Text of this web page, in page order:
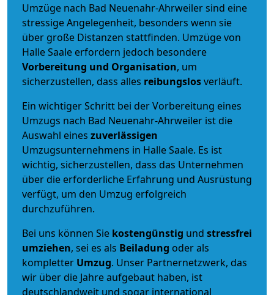
Umzüge nach Bad Neuenahr-Ahrweiler sind eine
stressige Angelegenheit, besonders wenn sie
über große Distanzen stattfinden. Umzüge von
Halle Saale erfordern jedoch besondere
Vorbereitung und Organisation, um
sicherzustellen, dass alles reibungslosverläuft.
Ein wichtiger Schritt bei der Vorbereitung eines
Umzugs nach Bad Neuenahr-Ahrweiler ist die
Auswahl eines zuverlässigen
Umzugsunternehmens in Halle Saale. Es ist
wichtig, sicherzustellen, dass das Unternehmen
über die erforderliche Erfahrung und Ausrüstung
verfügt, um den Umzug erfolgreich
durchzuführen.
Bei uns können Sie kostengünstig und stressfrei
umziehen, sei es als Beiladung oder als
kompletter Umzug. Unser Partnernetzwerk, das
wir über die Jahre aufgebaut haben, ist
deutschlandweit und sogar international